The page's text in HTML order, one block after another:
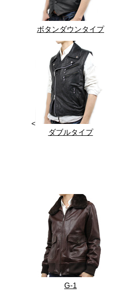
ボタンダウンタイプ
<
ダブルタイプ
G-1